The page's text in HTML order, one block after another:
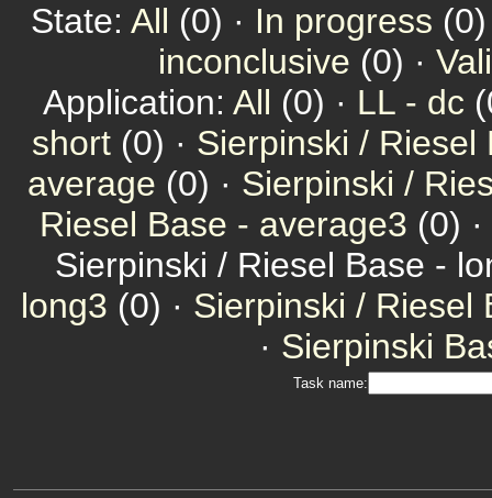
State: All (0) · In progress
inconclusive (0) ·
Application: All (0) · LL - dc
short (0) · Sierpinski / Riesel
average (0) · Sierpinski /
Riesel Base - average3 (0) ·
Sierpinski / Riesel Base -
long3 (0) · Sierpinski / Riesel
· Sierpinski
Task name: